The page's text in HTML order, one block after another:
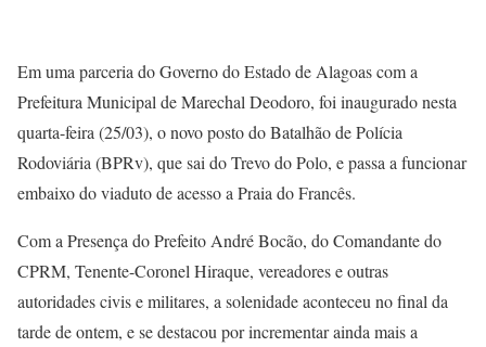
Em uma parceria do Governo do Estado de Alagoas com a
Prefeitura Municipal de Marechal Deodoro, foi inaugurado nesta
quarta-feira (25/03), o novo posto do Batalhão de Polícia
Rodoviária (BPRv), que sai do Trevo do Polo, e passa a funcionar
embaixo do viaduto de acesso a Praia do Francês.
Com a Presença do Prefeito André Bocão, do Comandante do
CPRM, Tenente-Coronel Hiraque, vereadores e outras
autoridades civis e militares, a solenidade aconteceu no final da
tarde de ontem, e se destacou por incrementar ainda mais a